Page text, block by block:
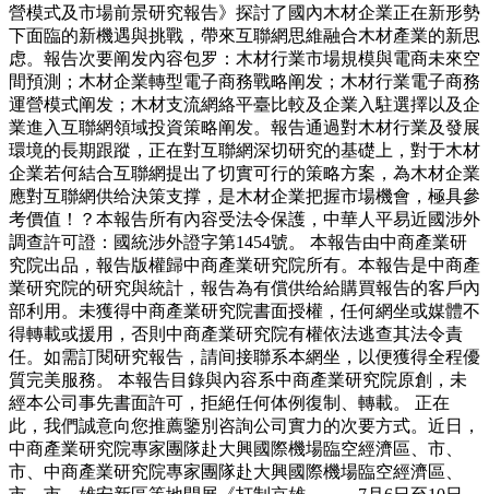
營模式及市場前景研究報告》探討了國內木材企業正在新形勢
下面臨的新機遇與挑戰，帶來互聯網思維融合木材產業的新思
虑。報告次要阐发內容包罗：木材行業市場規模與電商未來空
間預測；木材企業轉型電子商務戰略阐发；木材行業電子商務
運營模式阐发；木材支流網絡平臺比較及企業入駐選擇以及企
業進入互聯網領域投資策略阐发。報告通過對木材行業及發展
環境的長期跟蹤，正在對互聯網深切研究的基礎上，對于木材
企業若何結合互聯網提出了切實可行的策略方案，為木材企業
應對互聯網供给決策支撑，是木材企業把握市場機會，極具參
考價值！？本報告所有內容受法令保護，中華人平易近國涉外
調查許可證：國統涉外證字第1454號。 本報告由中商產業研
究院出品，報告版權歸中商產業研究院所有。本報告是中商產
業研究院的研究與統計，報告為有償供给給購買報告的客戶內
部利用。未獲得中商產業研究院書面授權，任何網坐或媒體不
得轉載或援用，否則中商產業研究院有權依法逃查其法令責
任。如需訂閱研究報告，請间接聯系本網坐，以便獲得全程優
質完美服務。 本報告目錄與內容系中商產業研究院原創，未
經本公司事先書面許可，拒絕任何体例復制、轉載。 正在
此，我們誠意向您推薦鑒別咨詢公司實力的次要方式。近日，
中商產業研究院專家團隊赴大興國際機場臨空經濟區、市、
市、中商產業研究院專家團隊赴大興國際機場臨空經濟區、